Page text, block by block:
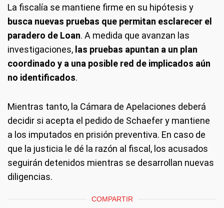
La fiscalía se mantiene firme en su hipótesis y
busca nuevas pruebas que permitan esclarecer el
paradero de Loan. A medida que avanzan las
investigaciones, las pruebas apuntan a un plan
coordinado y a una posible red de implicados aún
no identificados.
Mientras tanto, la Cámara de Apelaciones deberá
decidir si acepta el pedido de Schaefer y mantiene
a los imputados en prisión preventiva. En caso de
que la justicia le dé la razón al fiscal, los acusados
seguirán detenidos mientras se desarrollan nuevas
diligencias.
COMPARTIR